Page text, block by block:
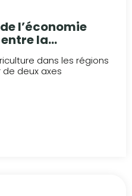
l’économie
la
oasis et
nouvelles
dans les régions
de deux axes